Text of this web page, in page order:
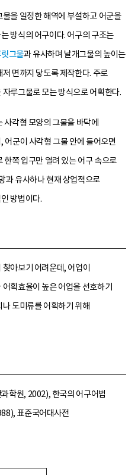
을 일정한 해역에 부설하고 어군을
방식의 어구이다. 어구의 구조는
그물과 유사하며 날개그물의 높이는
면까지 닿도록 제작한다. 주로
루그물로 모는 방식으로 어획한다.
각형 모양의 그물을 바닥에
어군이 사각형 그물 안에 들어오면
한쪽 입구만 열려 있는 어구 속으로
과 유사하나 현재 상업적으로
방법이다.
아보기 어려운데, 어업이
획효율이 높은 어업을 선호하기
도미류를 어획하기 위해
학원, 2002), 한국의 어구어법
표준국어대사전